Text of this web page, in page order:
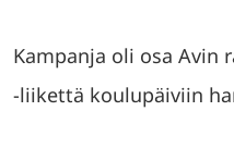
Kampanja oli osa Avin
-liikettä koulupäiviin